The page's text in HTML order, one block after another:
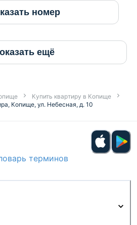
номер
ещё
Купить квартиру в Копище
Копище, ул. Небесная, д. 10
терминов